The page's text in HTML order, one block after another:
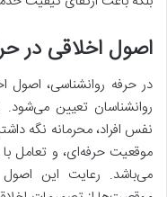
اصول اخلاقی در
در حرفه روانشناسی، اصول
روانشناسان تعیین
نفس افراد، محرمانه نگه
موقعیت حرفه‌ای، و تعامل
می‌باشد. رعایت این